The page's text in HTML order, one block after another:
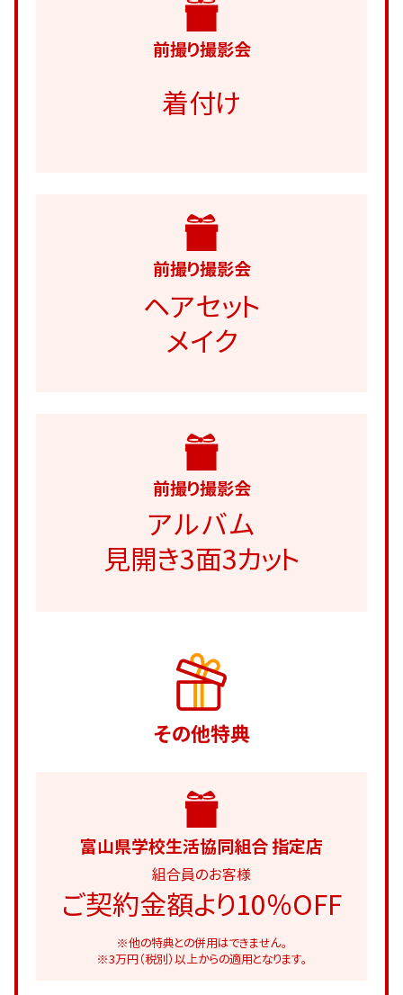
前撮り撮影会
着付け
前撮り撮影会
ヘアセット
メイク
前撮り撮影会
アルバム
見開き3面3カット
その他特典
富山県学校生活協同組合 指定店
組合員のお客様
ご契約金額より10％OFF
※他の特典との併用はできません。
※3万円（税別）以上からの適用となります。